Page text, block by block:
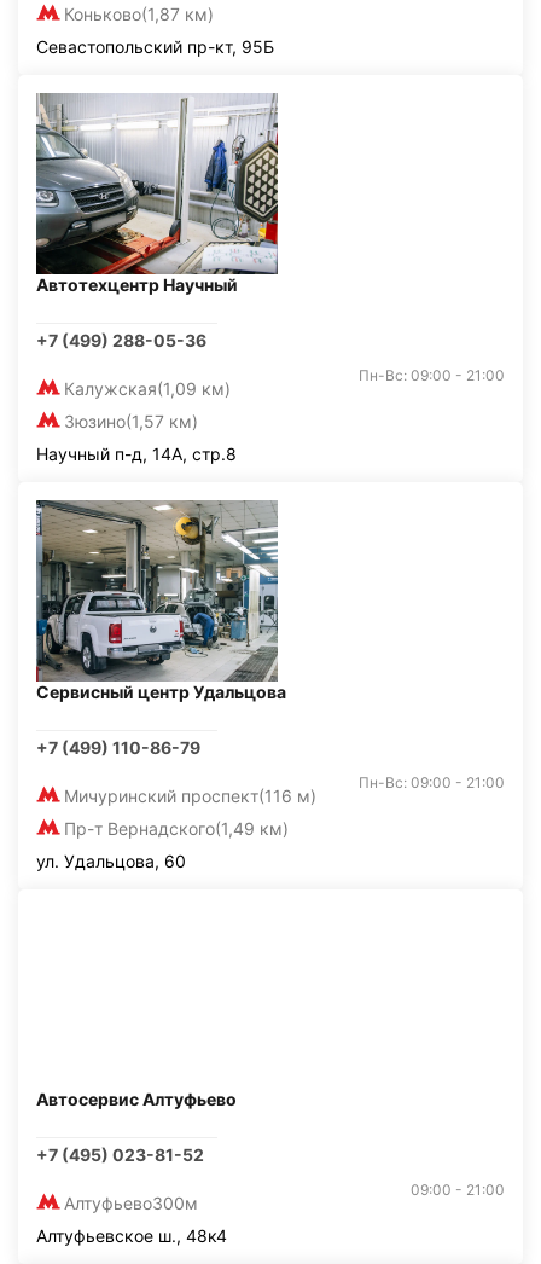
Коньково(1,87 км)
Севастопольский пр-кт, 95Б
Автотехцентр Научный
+7 (499) 288-05-36
Калужская(1,09 км)
Зюзино(1,57 км)
Пн-Вс: 09:00 - 21:00
Научный п-д, 14А, стр.8
Сервисный центр Удальцова
+7 (499) 110-86-79
Мичуринский проспект(116 м)
Пр-т Вернадского(1,49 км)
Пн-Вс: 09:00 - 21:00
ул. Удальцова, 60
Автосервис Алтуфьево
+7 (495) 023-81-52
Алтуфьево300м
09:00 - 21:00
Алтуфьевское ш., 48к4